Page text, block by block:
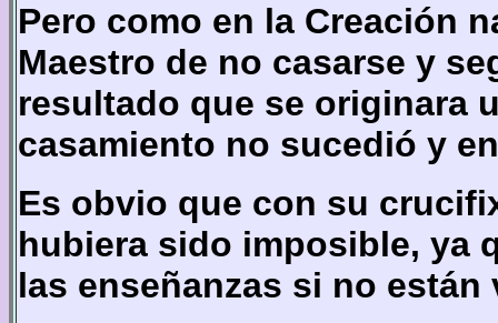
Pero como en la Creación
Maestro de no casarse y
resultado que se originara
casamiento no sucedió y
Es obvio que con su
hubiera sido imposible, ya
las enseñanzas si no